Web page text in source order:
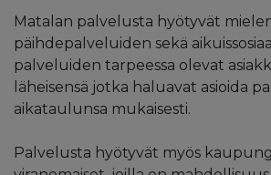
Matalan palvelusta hyötyvät
päihdepalveluiden sekä
palveluiden tarpeessa olevat
läheisensä jotka haluavat asioida
aikataulunsa mukaisesti.
Palvelusta hyötyvät myös